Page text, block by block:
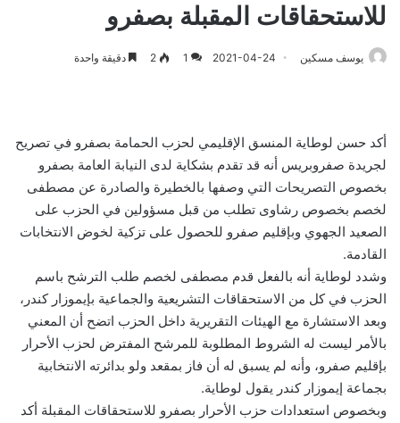
للاستحقاقات المقبلة بصفرو
يوسف مسكين 2021-04-24
1
2 دقيقة واحدة
أكد حسن لوطاية المنسق الإقليمي لحزب الحمامة بصفرو في تصريح
لجريدة صفروبريس أنه قد تقدم بشكاية لدى النيابة العامة بصفرو
بخصوص التصريحات التي وصفها بالخطيرة والصادرة عن مصطفى
لخصم بخصوص رشاوى تطلب من قبل مسؤولين في الحزب على
الصعيد الجهوي وبإقليم صفرو للحصول على تزكية لخوض الانتخابات
القادمة.
وشدد لوطاية أنه بالفعل قدم مصطفى لخصم طلب الترشح باسم
الحزب في كل من الاستحقاقات التشريعية والجماعية بإيموزار كندر،
وبعد الاستشارة مع الهيئات التقريرية داخل الحزب اتضح أن المعني
بالأمر ليست له الشروط المطلوبة للمرشح المفترض لحزب الأحرار
بإقليم صفرو، وأنه لم يسبق له أن فاز بمقعد ولو بدائرته الانتخابية
بجماعة إيموزار كندر يقول لوطاية.
وبخصوص استعدادات حزب الأحرار بصفرو للاستحقاقات المقبلة أكد